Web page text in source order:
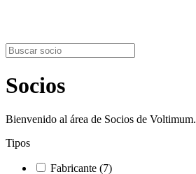
Socios
Bienvenido al área de Socios de Voltimum.
Tipos
Fabricante (7)